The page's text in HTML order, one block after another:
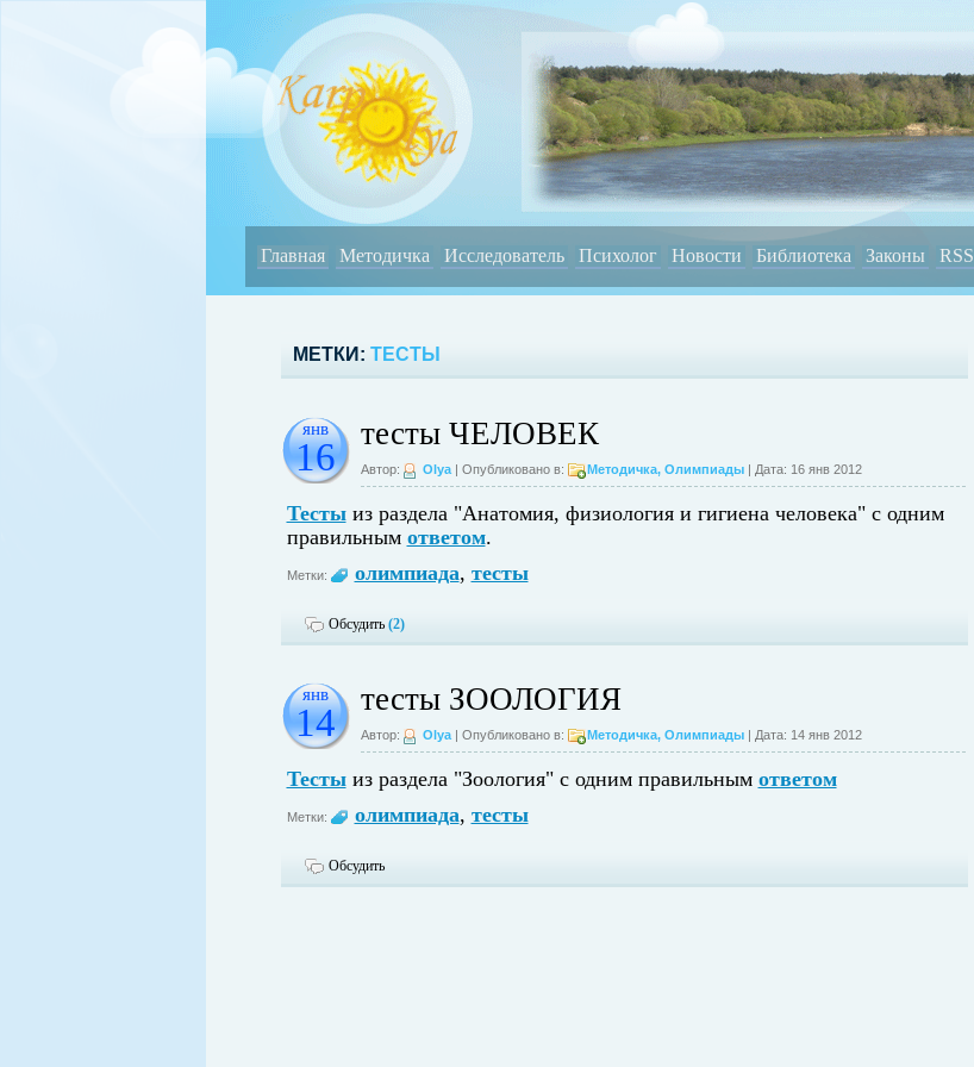
Главная Методичка Исследователь Психолог Новости Библиотека Законы RSS
МЕТКИ: ТЕСТЫ
янв
16
тесты ЧЕЛОВЕК
Автор: Olya| Опубликовано в: Методичка, Олимпиады| Дата: 16 янв 2012
Тестыиз раздела "Анатомия, физиология и гигиена человека" с одним
правильным ответом.
Метки: олимпиада, тесты
Обсудить (2)
янв
14
тесты ЗООЛОГИЯ
Автор: Olya| Опубликовано в: Методичка, Олимпиады| Дата: 14 янв 2012
Тестыиз раздела "Зоология" с одним правильным ответом
Метки: олимпиада, тесты
Обсудить